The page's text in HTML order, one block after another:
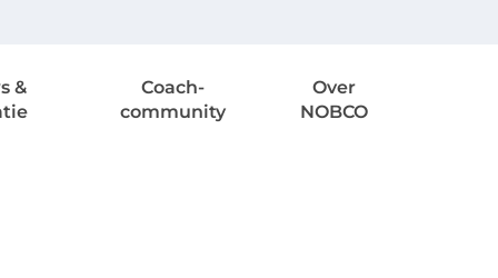
&
Coach-
community
Over
NOBCO